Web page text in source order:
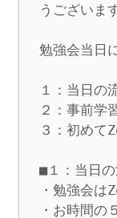
うございま
勉強会当日
１：当日の
２：事前学
３：初めて
■１：当日
・勉強会は
・お時間の